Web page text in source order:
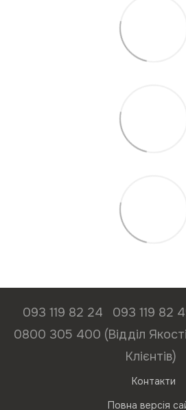
093 119 82 24 093 119 82
0800 305 400 (Відділ
Клієнтів)
Контакти
Повна версія